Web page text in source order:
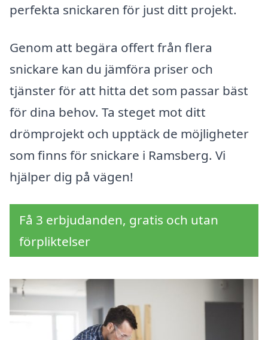
perfekta snickaren för just ditt projekt.
Genom att begära offert från flera
snickare kan du jämföra priser och
tjänster för att hitta det som passar bäst
för dina behov. Ta steget mot ditt
drömprojekt och upptäck de möjligheter
som finns för snickare i Ramsberg. Vi
hjälper dig på vägen!
Få 3 erbjudanden, gratis och utan
förpliktelser